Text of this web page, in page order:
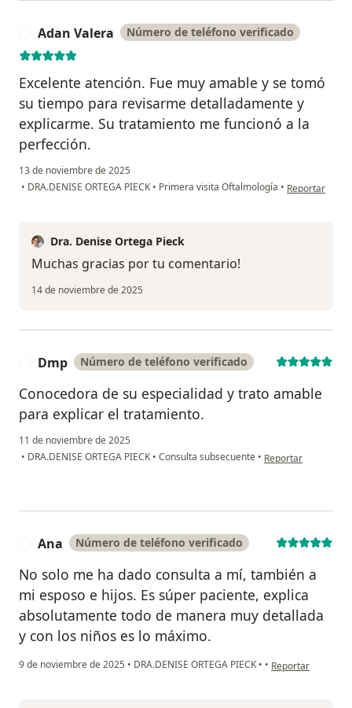
Adan Valera Número de teléfono verificado
Excelente atención. Fue muy amable y se tomó
su tiempo para revisarme detalladamente y
explicarme. Su tratamiento me funcionó a la
perfección.
13 de noviembre de 2025
• DRA.DENISE ORTEGA PIECK • Primera visita Oftalmología • en opinión del
Reportar
Dra. Denise Ortega Pieck
Muchas gracias por tu comentario!
14 de noviembre de 2025
Dmp Número de teléfono verificado
Conocedora de su especialidad y trato amable
para explicar el tratamiento.
11 de noviembre de 2025
• DRA.DENISE ORTEGA PIECK • Consulta subsecuente • en opinión del
Reportar
Ana Número de teléfono verificado
No solo me ha dado consulta a mí, también a
mi esposo e hijos. Es súper paciente, explica
absolutamente todo de manera muy detallada
y con los niños es lo máximo.
9 de noviembre de 2025 • DRA.DENISE ORTEGA PIECK • • en opinión del
Reportar